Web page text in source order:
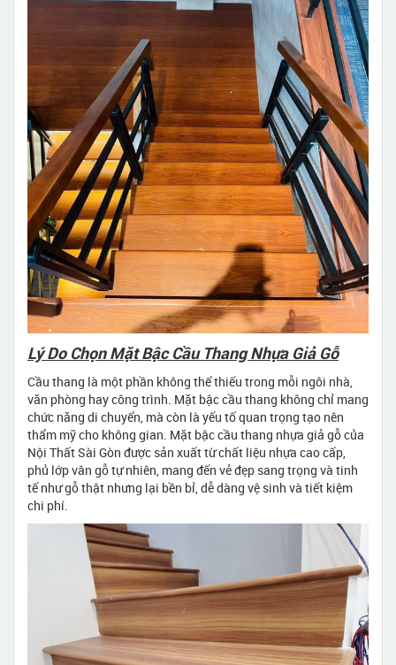
Lý Do Chọn Mặt Bậc Cầu Thang Nhựa Giả Gỗ
Cầu thang là một phần không thể thiếu trong mỗi ngôi nhà,
văn phòng hay công trình. Mặt bậc cầu thang không chỉ mang
chức năng di chuyển, mà còn là yếu tố quan trọng tạo nên
thẩm mỹ cho không gian. Mặt bậc cầu thang nhựa giả gỗ của
Nội Thất Sài Gòn được sản xuất từ chất liệu nhựa cao cấp,
phủ lớp vân gỗ tự nhiên, mang đến vẻ đẹp sang trọng và tinh
tế như gỗ thật nhưng lại bền bỉ, dễ dàng vệ sinh và tiết kiệm
chi phí.